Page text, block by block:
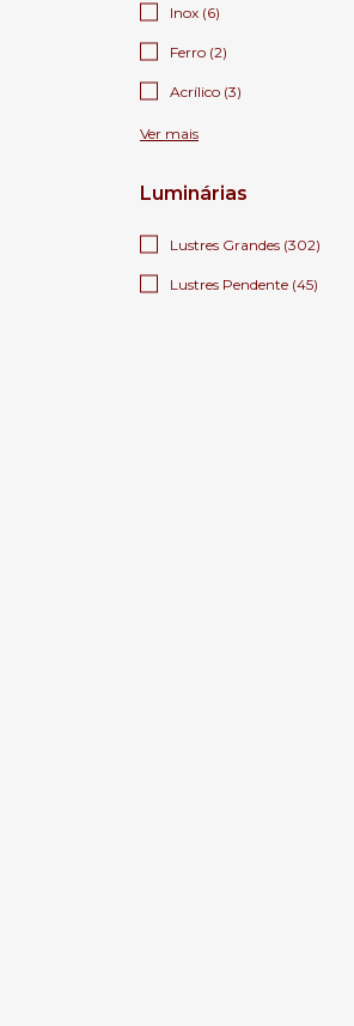
Inox (6)
Ferro (2)
Acrílico (3)
Ver mais
Luminárias
Lustres Grandes (302)
Lustres Pendente (45)